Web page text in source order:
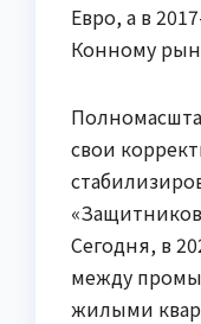
Евро, а в
Конному
свои
Сегодня, в
между
жилыми